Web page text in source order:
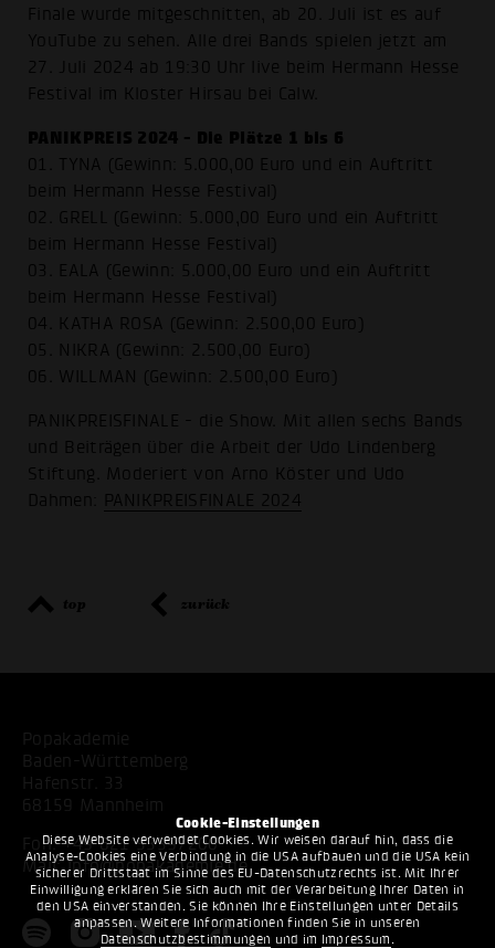
Cookie-Einstellungen
Diese Website verwendet Cookies. Wir weisen darauf hin, dass die
Analyse-Cookies eine Verbindung in die USA aufbauen und die USA kein
sicherer Drittstaat im Sinne des EU-Datenschutzrechts ist. Mit Ihrer
Einwilligung erklären Sie sich auch mit der Verarbeitung Ihrer Daten in
den USA einverstanden. Sie können Ihre Einstellungen unter Details
anpassen. Weitere Informationen finden Sie in unseren
Datenschutzbestimmungen und im Impressum .
Finale wurde mitgeschnitten, ab 20. Juli ist es auf
YouTube zu sehen. Alle drei Bands spielen jetzt am
27. Juli 2024 ab 19:30 Uhr live beim Hermann Hesse
Festival im Kloster Hirsau bei Calw.
PANIKPREIS 2024 - Die Plätze 1 bis 6
01. TYNA (Gewinn: 5.000,00 Euro und ein Auftritt
beim Hermann Hesse Festival)
02. GRELL (Gewinn: 5.000,00 Euro und ein Auftritt
beim Hermann Hesse Festival)
03. EALA (Gewinn: 5.000,00 Euro und ein Auftritt
beim Hermann Hesse Festival)
04. KATHA ROSA (Gewinn: 2.500,00 Euro)
05. NIKRA (Gewinn: 2.500,00 Euro)
06. WILLMAN (Gewinn: 2.500,00 Euro)
PANIKPREISFINALE - die Show. Mit allen sechs Bands
und Beiträgen über die Arbeit der Udo Lindenberg
Stiftung. Moderiert von Arno Köster und Udo
Dahmen:
PANIKPREISFINALE 2024
top zurück
Popakademie
Baden-Württemberg
Hafenstr. 33
68159 Mannheim
Fon:+49 621 53397200
Mail:info@popakademie.de